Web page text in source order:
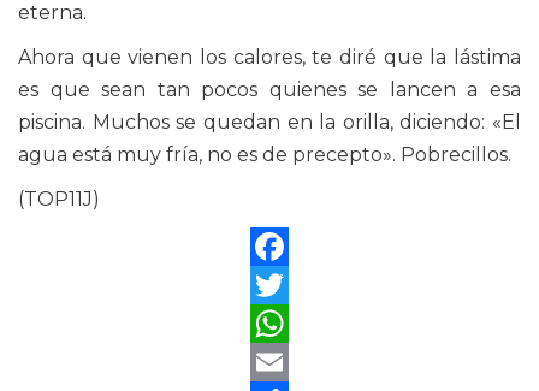
eterna.
Ahora que vienen los calores, te diré que la lástima
es que sean tan pocos quienes se lancen a esa
piscina. Muchos se quedan en la orilla, diciendo: «El
agua está muy fría, no es de precepto». Pobrecillos.
(TOP11J)
Facebook
Twitter
WhatsApp